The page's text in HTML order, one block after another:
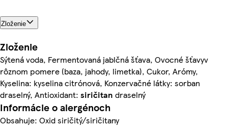
Zloženie
Zloženie
Sýtená voda, Fermentovaná jablčná šťava, Ovocné šťavyv
rôznom pomere (baza, jahody, limetka), Cukor, Arómy,
Kyselina: kyselina citrónová, Konzervačné látky: sorban
draselný, Antioxidant: siričitan draselný
Informácie o alergénoch
Obsahuje: Oxid siričitý/siričitany